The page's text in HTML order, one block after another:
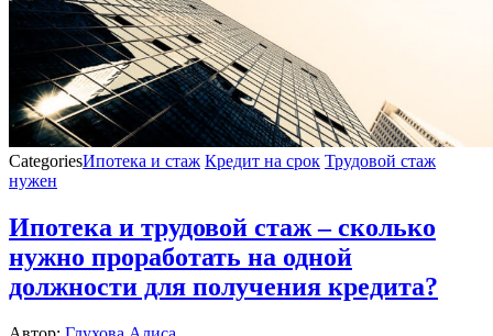
CategoriesИпотека и стаж Кредит на срок Трудовой стаж
нужен
Ипотека и трудовой стаж – сколько
нужно проработать на одной
должности для получения кредита?